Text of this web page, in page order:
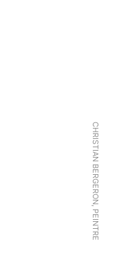
CHRISTIAN BERGERON, PEINTRE